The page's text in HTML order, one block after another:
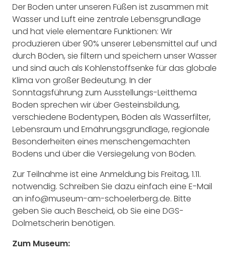
Der Boden unter unseren Füßen ist zusammen mit
Wasser und Luft eine zentrale Lebensgrundlage
und hat viele elementare Funktionen: Wir
produzieren über 90% unserer Lebensmittel auf und
durch Böden, sie filtern und speichern unser Wasser
und sind auch als Kohlenstoffsenke für das globale
Klima von großer Bedeutung. In der
Sonntagsführung zum Ausstellungs-Leitthema
Boden sprechen wir über Gesteinsbildung,
verschiedene Bodentypen, Böden als Wasserfilter,
Lebensraum und Ernährungsgrundlage, regionale
Besonderheiten eines menschengemachten
Bodens und über die Versiegelung von Böden.
Zur Teilnahme ist eine Anmeldung bis Freitag, 1.11.
notwendig. Schreiben Sie dazu einfach eine E-Mail
an info@museum-am-schoelerberg.de. Bitte
geben Sie auch Bescheid, ob Sie eine DGS-
Dolmetscherin benötigen.
Zum Museum: